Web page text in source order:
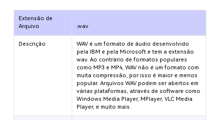
Extensão de
Arquivo
.wav
Descrição
WAV é um formato de áudio desenvolvido
pela IBM e pela Microsoft e tem a extensão
wav. Ao contrário de formatos populares
como MP3 e MP4, WAV não é um formato com
muita compressão, por isso é maior e menos
popular. Arquivos WAV podem ser abertos em
várias plataformas, através de software como
Windows Media Player, MPlayer, VLC Media
Player, e muito mais.